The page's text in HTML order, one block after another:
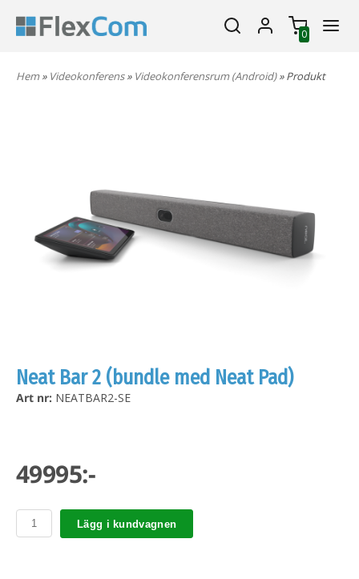
0
Hem» Videokonferens» Videokonferensrum (Android)» Produkt
Neat Bar 2 (bundle med Neat Pad)
Art nr: NEATBAR2-SE
49995:-
Lägg i kundvagnen